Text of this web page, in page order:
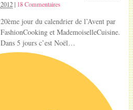
2012| 18 Commentaires
20ème jour du calendrier de l’Avent par
FashionCooking et MademoiselleCuisine.
Dans 5 jours c’est Noël…